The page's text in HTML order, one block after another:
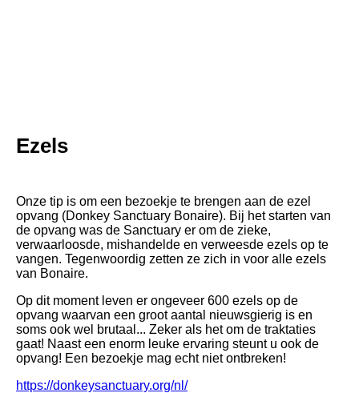
Ezels
Onze tip is om een bezoekje te brengen aan de ezel
opvang (Donkey Sanctuary Bonaire). Bij het starten van
de opvang was de Sanctuary er om de zieke,
verwaarloosde, mishandelde en verweesde ezels op te
vangen. Tegenwoordig zetten ze zich in voor alle ezels
van Bonaire.
Op dit moment leven er ongeveer 600 ezels op de
opvang waarvan een groot aantal nieuwsgierig is en
soms ook wel brutaal... Zeker als het om de traktaties
gaat! Naast een enorm leuke ervaring steunt u ook de
opvang! Een bezoekje mag echt niet ontbreken!
https://donkeysanctuary.org/nl/